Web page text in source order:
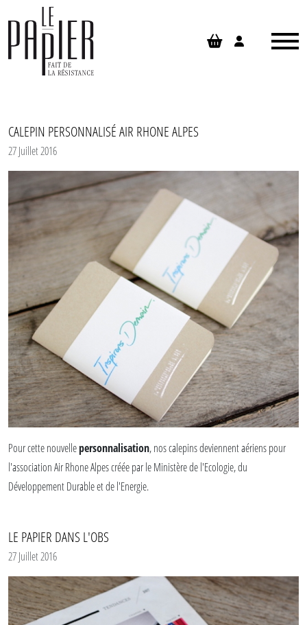
CALEPIN PERSONNALISÉ AIR RHONE ALPES
27 Juillet 2016
Pour cette nouvellepersonnalisation, nos calepins deviennent aériens pour
l'association Air Rhone Alpes créée par le Ministère de l'Ecologie, du
Développement Durable et de l'Energie.
été imagines
Nous sommes ravis de participer à notre échelle à la qualité de l'air avec cette
collaboration inspirée (vous avez la blague?) :)
LE PAPIER DANS L'OBS
27 Juillet 2016
Panneau de gestion des cookies